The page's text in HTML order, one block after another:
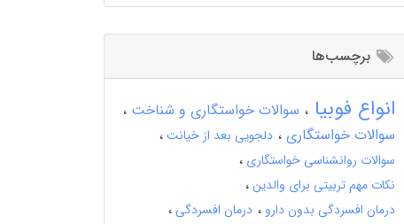
برچسب‌ها
انواع فوبیا
سوالات خواستگاری و شناخت
سوالات خواستگاری
دلجویی بعد از خیانت
سوالات روانشناسی خواستگاری
نکات مهم تربیتی برای والدین
درمان افسردگی بدون دارو
درمان افسردگی